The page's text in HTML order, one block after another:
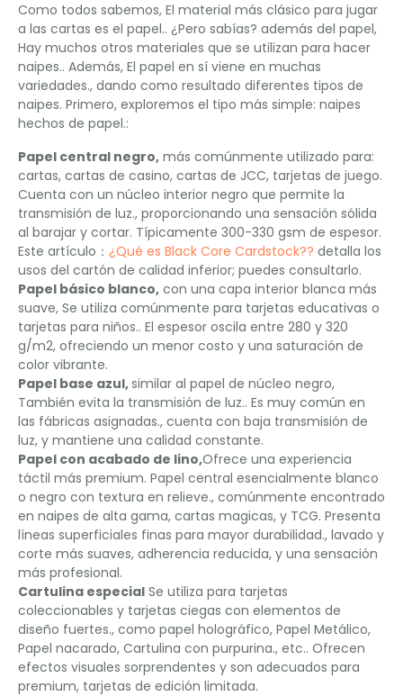
Como todos sabemos, El material más clásico para jugar
a las cartas es el papel.. ¿Pero sabías? además del papel,
Hay muchos otros materiales que se utilizan para hacer
naipes.. Además, El papel en sí viene en muchas
variedades., dando como resultado diferentes tipos de
naipes. Primero, exploremos el tipo más simple: naipes
hechos de papel.:
Papel central negro, más comúnmente utilizado para:
cartas, cartas de casino, cartas de JCC, tarjetas de juego.
Cuenta con un núcleo interior negro que permite la
transmisión de luz., proporcionando una sensación sólida
al barajar y cortar. Típicamente 300-330 gsm de espesor.
Este artículo： ¿Qué es Black Core Cardstock?? detalla los
usos del cartón de calidad inferior; puedes consultarlo.
Papel básico blanco, con una capa interior blanca más
suave, Se utiliza comúnmente para tarjetas educativas o
tarjetas para niños.. El espesor oscila entre 280 y 320
g/m2, ofreciendo un menor costo y una saturación de
color vibrante.
Papel base azul,similar al papel de núcleo negro,
También evita la transmisión de luz.. Es muy común en
las fábricas asignadas., cuenta con baja transmisión de
luz, y mantiene una calidad constante.
Papel con acabado de lino,Ofrece una experiencia
táctil más premium. Papel central esencialmente blanco
o negro con textura en relieve., comúnmente encontrado
en naipes de alta gama, cartas magicas, y TCG. Presenta
líneas superficiales finas para mayor durabilidad., lavado y
corte más suaves, adherencia reducida, y una sensación
más profesional.
Cartulina especial Se utiliza para tarjetas
coleccionables y tarjetas ciegas con elementos de
diseño fuertes., como papel holográfico, Papel Metálico,
Papel nacarado, Cartulina con purpurina., etc.. Ofrecen
efectos visuales sorprendentes y son adecuados para
premium, tarjetas de edición limitada.